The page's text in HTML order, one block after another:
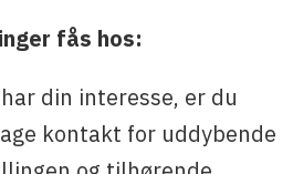
fås hos:
din interesse, er du
kontakt for uddybende